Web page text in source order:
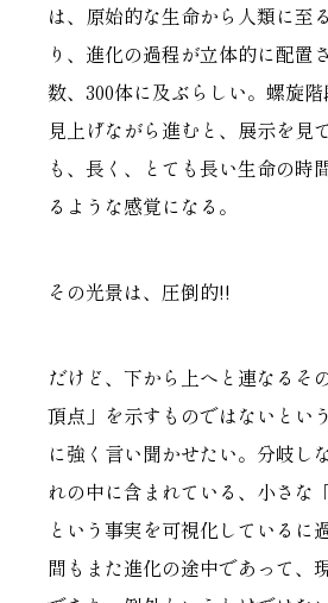
は、原始的な生命から人類に至
り、進化の過程が立体的に配置
数、300体に及ぶらしい。螺旋
見上げながら進むと、展示を見
も、長く、とても長い生命の時
るような感覚になる。
その光景は、圧倒的!!
だけど、下から上へと連なるそ
頂点」を示すものではないとい
に強く言い聞かせたい。分岐し
れの中に含まれている、小さな
という事実を可視化しているに
間もまた進化の途中であって、